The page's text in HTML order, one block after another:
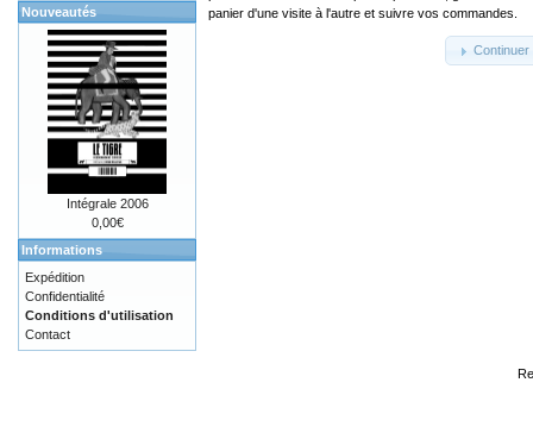
panier d'une visite à l'autre et suivre vos commandes.
Continuer
Nouveautés
Intégrale 2006
0,00€
Informations
Expédition
Confidentialité
Conditions d'utilisation
Contact